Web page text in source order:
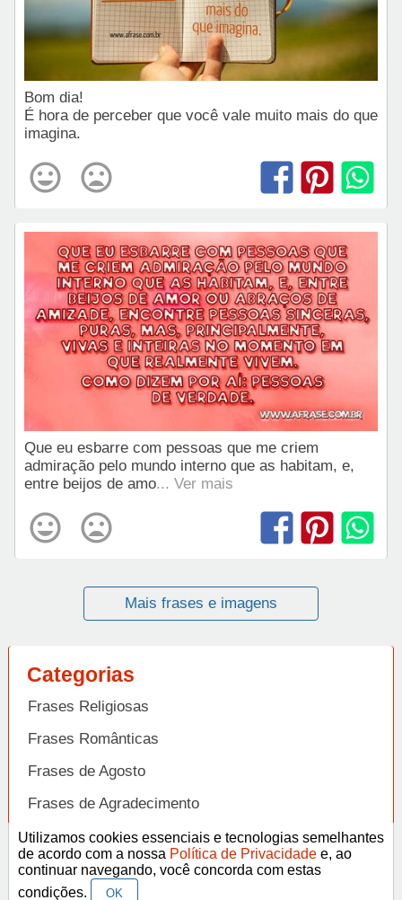
Bom dia!
É hora de perceber que você vale muito mais do que
imagina.
Que eu esbarre com pessoas que me criem
admiração pelo mundo interno que as habitam, e,
entre beijos de amo... Ver mais
Mais frases e imagens
Categorias
Frases Religiosas
Frases Românticas
Frases de Agosto
Frases de Agradecimento
Frases de Amizade
Frases de Amor
Abrir
Utilizamos cookies essenciais e tecnologias semelhantes
de acordo com a nossa Política de Privacidade e, ao
continuar navegando, você concorda com estas
condições.
OK